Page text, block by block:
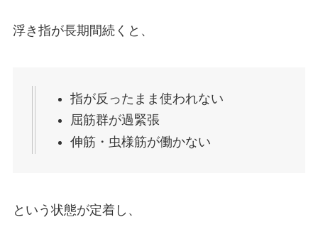
浮き指が長期間続くと、
指が反ったまま使われない
屈筋群が過緊張
伸筋・虫様筋が働かない
という状態が定着し、